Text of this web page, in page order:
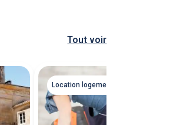
Tout voir
Location logement contre service